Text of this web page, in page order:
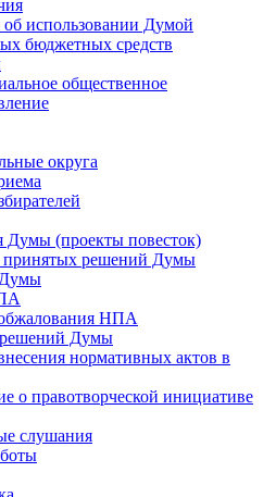
использовании Думой
бюджетных средств
общественное
округа
Думы (проекты повесток)
принятых решений Думы
НПА
Думы
нормативных актов в
о правотворческой инициативе
слушания